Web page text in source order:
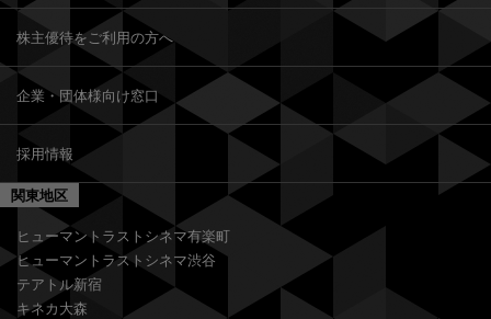
株主優待をご利用の方へ
企業・団体様向け窓口
採用情報
関東地区
ヒューマントラストシネマ有楽町
ヒューマントラストシネマ渋谷
テアトル新宿
キネカ大森